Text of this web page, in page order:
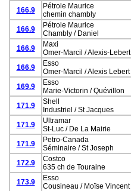
166.9
Pétrole Maurice
chemin chambly
166.9
Pétrole Maurice
Chambly / Daniel
166.9
Maxi
Omer-Marcil / Alexis-Lebert
166.9
Esso
Omer-Marcil / Alexis Lebert
169.9
Esso
Marie-Victorin / Quévillon
171.9
Shell
Industriel / St Jacques
171.9
Ultramar
St-Luc / De La Mairie
171.9
Petro-Canada
Séminaire / St Joseph
172.9
Costco
635 ch de Touraine
173.9
Esso
Cousineau / Moïse Vincent